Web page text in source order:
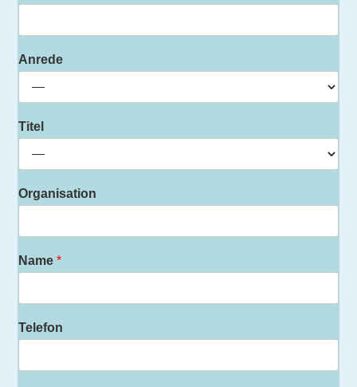
Anrede
Titel
Organisation
Name*
Telefon